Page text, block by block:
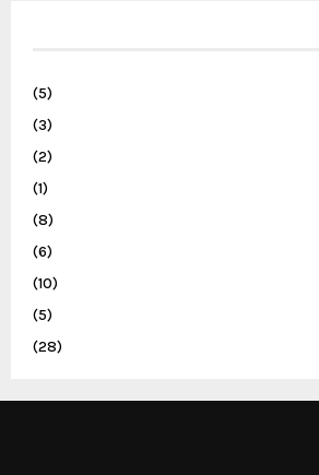
(5)
(3)
(2)
(1)
(8)
(6)
(10)
(5)
(28)